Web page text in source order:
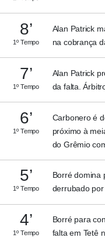
8’
1º Tempo
Alan Patrick
na cobrança
7’
1º Tempo
Alan Patrick
da falta.
6’
1º Tempo
Carbonero é
próximo à
do Grêmio
5’
1º Tempo
Borré domina
derrubado por
4’
1º Tempo
Borré para
falta em Tetê